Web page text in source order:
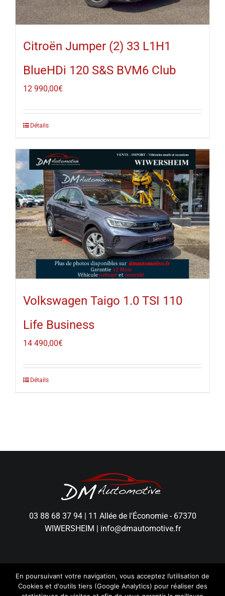
Citroën Jumper (2) 33 L1H1
BlueHDi 120 S&S BVM6 Club
12 990,00€
Détails
Volkswagen Taigo 1.0 TSI 110
Life Business
14 490,00€
Détails
03 88 68 37 94| 11 Allée de l'Économie - 67370
WIWERSHEIM | info@dmautomotive.fr
En poursuivant votre navigation, vous acceptez l’utilisation de
Cookies et d'outils tiers (Google Analytics) pour réaliser des